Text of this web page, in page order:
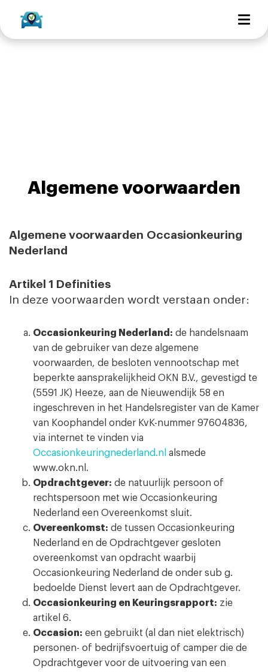
Algemene voorwaarden
Algemene voorwaarden Occasionkeuring
Nederland
Artikel 1 Definities
In deze voorwaarden wordt verstaan onder:
Occasionkeuring Nederland: de handelsnaam
van de gebruiker van deze algemene
voorwaarden, de besloten vennootschap met
beperkte aansprakelijkheid OKN B.V., gevestigd te
(5591 JK) Heeze, aan de Nieuwendijk 58 en
ingeschreven in het Handelsregister van de Kamer
van Koophandel onder KvK-nummer 97604836,
via internet te vinden via
Occasionkeuringnederland.nl alsmede
www.okn.nl.
Opdrachtgever: de natuurlijk persoon of
rechtspersoon met wie Occasionkeuring
Nederland een Overeenkomst sluit.
Overeenkomst: de tussen Occasionkeuring
Nederland en de Opdrachtgever gesloten
overeenkomst van opdracht waarbij
Occasionkeuring Nederland de onder sub g.
bedoelde Dienst levert aan de Opdrachtgever.
Occasionkeuring en Keuringsrapport: zie
artikel 6.
Occasion: een gebruikt (al dan niet elektrisch)
personen- of bedrijfsvoertuig of camper die de
Opdrachtgever voor de uitvoering van een